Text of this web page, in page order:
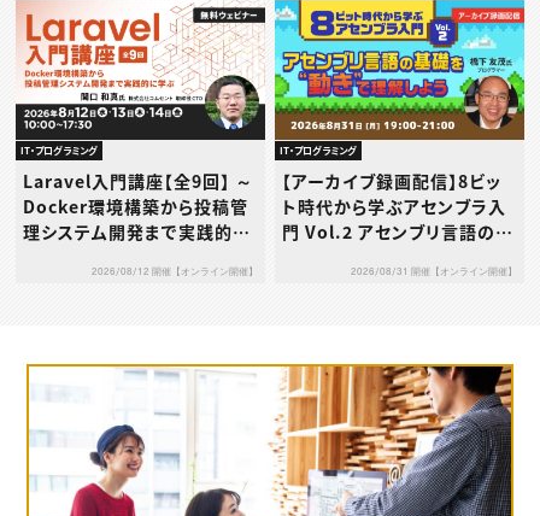
IT・プログラミング
Laravel入門講座【全9回】 ～
Docker環境構築から投稿管
理システム開発まで実践的に
2026/08/12 開催【オンライン開催】
IT・プログラミング
【アーカイブ録画配信】8ビッ
ト時代から学ぶアセンブラ入
門 Vol.2 アセンブリ言語の基
2026/08/31 開催【オンライン開催】